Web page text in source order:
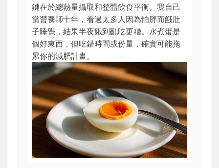
鍵在於總熱量攝取和整體飲食平衡。我自己
當營養師十年，看過太多人因為怕胖而餓肚
子睡覺，結果半夜餓到亂吃更糟。水煮蛋是
個好東西，但吃錯時間或份量，確實可能拖
累你的減肥計畫。